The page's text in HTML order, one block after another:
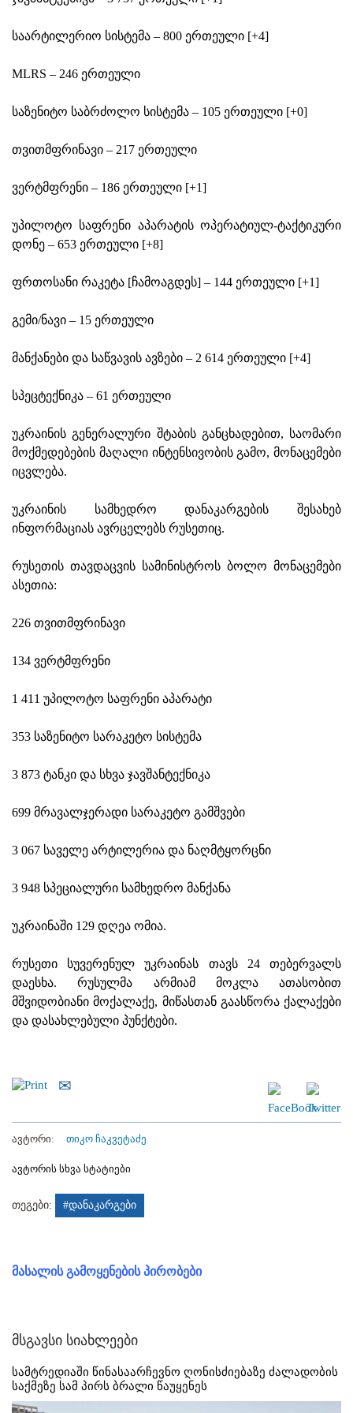
საარტილერიო სისტემა – 800 ერთეული [+4]
MLRS – 246 ერთეული
საზენიტო საბრძოლო სისტემა – 105 ერთეული [+0]
თვითმფრინავი – 217 ერთეული
ვერტმფრენი – 186 ერთეული [+1]
უპილოტო საფრენი აპარატის ოპერატიულ-ტაქტიკური
დონე – 653 ერთეული [+8]
ფრთოსანი რაკეტა [ჩამოაგდეს] – 144 ერთეული [+1]
გემი/ნავი – 15 ერთეული
მანქანები და საწვავის ავზები – 2 614 ერთეული [+4]
სპეცტექნიკა – 61 ერთეული
უკრაინის გენერალური შტაბის განცხადებით, საომარი
მოქმედებების მაღალი ინტენსივობის გამო, მონაცემები
იცვლება.
უკრაინის სამხედრო დანაკარგების შესახებ
ინფორმაციას ავრცელებს რუსეთიც.
რუსეთის თავდაცვის სამინისტროს ბოლო მონაცემები
ასეთია:
226 თვითმფრინავი
134 ვერტმფრენი
1 411 უპილოტო საფრენი აპარატი
353 საზენიტო სარაკეტო სისტემა
3 873 ტანკი და სხვა ჯავშანტექნიკა
699 მრავალჯერადი სარაკეტო გამშვები
3 067 საველე არტილერია და ნაღმტყორცნი
3 948 სპეციალური სამხედრო მანქანა
უკრაინაში 129 დღეა ომია.
რუსეთი სუვერენულ უკრაინას თავს 24 თებერვალს
დაესხა. რუსულმა არმიამ მოკლა ათასობით
მშვიდობიანი მოქალაქე, მიწასთან გაასწორა ქალაქები
და დასახლებული პუნქტები.
ავტორი: თიკო ჩაკვეტაძე
ავტორის სხვა სტატიები
თეგები: #დანაკარგები
მასალის გამოყენების პირობები
მსგავსი სიახლეები
სამტრედიაში წინასაარჩევნო ღონისძიებაზე ძალადობის
საქმეზე სამ პირს ბრალი წაუყენეს